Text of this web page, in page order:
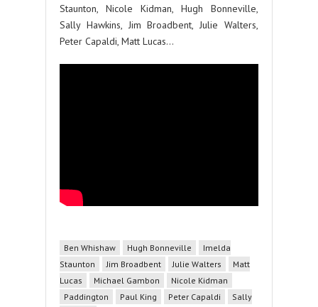
Staunton, Nicole Kidman, Hugh Bonneville,
Sally Hawkins, Jim Broadbent, Julie Walters,
Peter Capaldi, Matt Lucas…
Ben Whishaw Hugh Bonneville
Imelda
Staunton
Jim Broadbent Julie Walters
Matt
Lucas
Michael Gambon
Nicole Kidman
Paddington
Paul King Peter Capaldi
Sally